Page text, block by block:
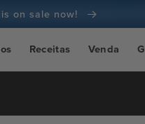
on sale now!
e continua a aumentar
Receitas Venda